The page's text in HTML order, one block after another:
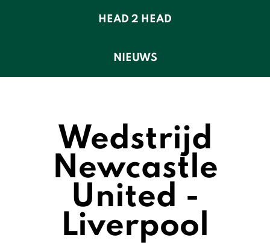
HEAD 2 HEAD
NIEUWS
Wedstrijd
Newcastle
United -
Liverpool